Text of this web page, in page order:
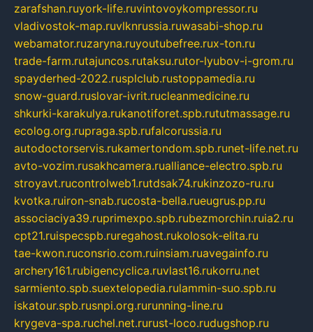
zarafshan.ruyork-life.ruvintovoykompressor.ru
vladivostok-map.ruvlknrussia.ruwasabi-shop.ru
webamator.ruzaryna.ruyoutubefree.rux-ton.ru
trade-farm.rutajuncos.rutaksu.rutor-lyubov-i-grom.ru
spayderhed-2022.rusplclub.rustoppamedia.ru
snow-guard.ruslovar-ivrit.rucleanmedicine.ru
shkurki-karakulya.rukanotiforet.spb.rututmassage.ru
ecolog.org.rupraga.spb.rufalcorussia.ru
autodoctorservis.rukamertondom.spb.runet-life.net.ru
avto-vozim.rusakhcamera.rualliance-electro.spb.ru
stroyavt.rucontrolweb1.rutdsak74.rukinzozo-ru.ru
kvotka.ruiron-snab.rucosta-bella.rueugrus.pp.ru
associaciya39.ruprimexpo.spb.rubezmorchin.ruia2.ru
cpt21.ruispecspb.ruregahost.rukolosok-elita.ru
tae-kwon.ruconsrio.com.ruinsiam.ruavegainfo.ru
archery161.rubigencyclica.ruvlast16.rukorru.net
sarmiento.spb.suextelopedia.rulammin-suo.spb.ru
iskatour.spb.rusnpi.org.rurunning-line.ru
krygeva-spa.ruchel.net.rurust-loco.rudugshop.ru